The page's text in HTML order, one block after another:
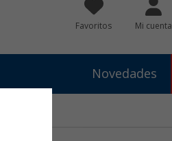
Favoritos Mi cuenta
Novedades